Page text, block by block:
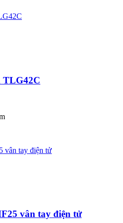
TLG42C
vân tay điện tử